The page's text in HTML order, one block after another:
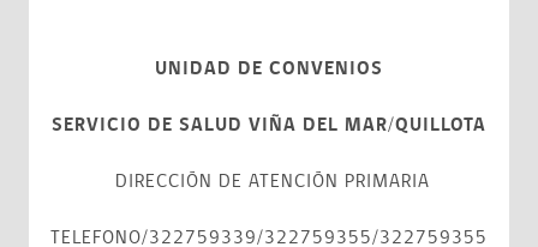
UNIDAD DE CONVENIOS
SERVICIO DE SALUD VIÑA DEL MAR/QUILLOTA
DIRECCIÓN DE ATENCIÓN PRIMARIA
TELEFONO/322759339/322759355/322759355